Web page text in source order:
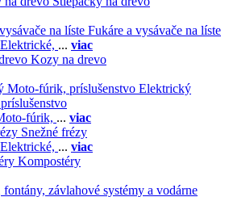
Fukáre a vysávače na líste
Elektrické, ... viac
Kozy na drevo
Elektrický
fúrik, ... viac
Snežné frézy
Elektrické, ... viac
Kompostéry